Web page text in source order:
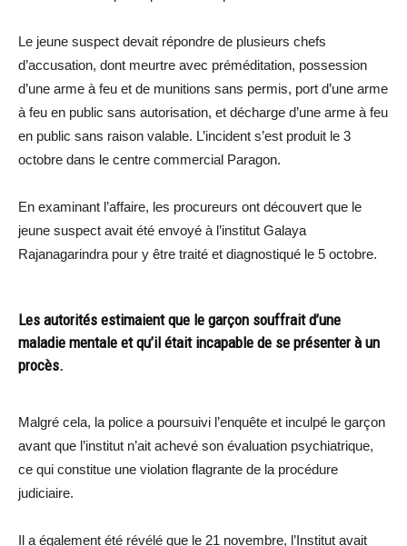
Le jeune suspect devait répondre de plusieurs chefs
d’accusation, dont meurtre avec préméditation, possession
d’une arme à feu et de munitions sans permis, port d’une arme
à feu en public sans autorisation, et décharge d’une arme à feu
en public sans raison valable. L’incident s’est produit le 3
octobre dans le centre commercial Paragon.
En examinant l’affaire, les procureurs ont découvert que le
jeune suspect avait été envoyé à l’institut Galaya
Rajanagarindra pour y être traité et diagnostiqué le 5 octobre.
Les autorités estimaient que le garçon souffrait d’une
maladie mentale et qu’il était incapable de se présenter à un
procès.
Malgré cela, la police a poursuivi l’enquête et inculpé le garçon
avant que l’institut n’ait achevé son évaluation psychiatrique,
ce qui constitue une violation flagrante de la procédure
judiciaire.
Il a également été révélé que le 21 novembre, l’Institut avait